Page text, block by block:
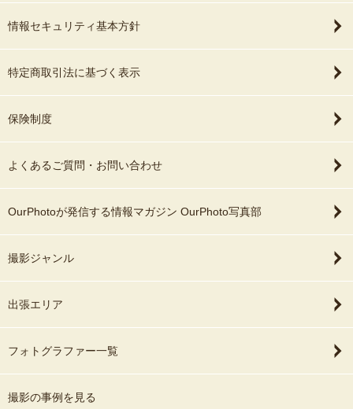
情報セキュリティ基本方針
特定商取引法に基づく表示
保険制度
よくあるご質問・お問い合わせ
OurPhotoが発信する情報マガジン OurPhoto写真部
撮影ジャンル
出張エリア
フォトグラファー一覧
撮影の事例を見る